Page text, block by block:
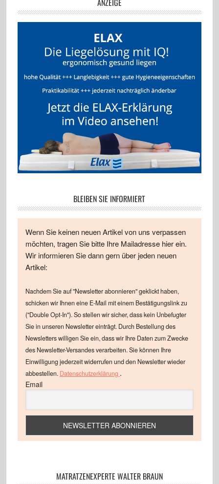
BLEIBEN SIE INFORMIERT
Wenn Sie keinen neuen Artikel von uns verpassen
möchten, tragen Sie bitte Ihre Mailadresse hier ein.
Wir informieren Sie dann gern über jeden neuen
Artikel:
Nachdem Sie auf "Newsletter abonnieren" geklickt haben,
schicken wir Ihnen eine E-Mail mit einem Bestätigungslink zu
("Double Opt-In"). So stellen wir sicher, dass kein Unbefugter
Sie in unseren Newsletter einträgt. Durch Bestellung des
Newsletters willigen Sie ein, dass wir Ihre Daten zum Zwecke
des Newsletter-Versandes verarbeiten. Sie können Ihre
Einwilligung jederzeit widerrufen und den Newsletter wieder
abbestellen. Datenschutzerklärung .
Email
MATRATZENEXPERTE WALTER BRAUN